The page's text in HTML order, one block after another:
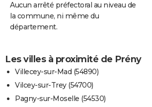
Aucun arrêté préfectoral au niveau de
la commune, ni même du
département.
Les villes à proximité de Prény
Villecey-sur-Mad (54890)
Vilcey-sur-Trey (54700)
Pagny-sur-Moselle (54530)